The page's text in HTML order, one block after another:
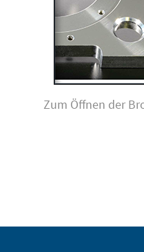
Zum Öffnen der